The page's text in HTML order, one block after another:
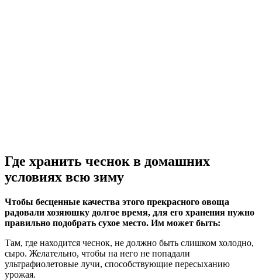
Где хранить чеснок в домашних
условиях всю зиму
Чтобы бесценные качества этого прекрасного овоща
радовали хозяюшку долгое время, для его хранения нужно
правильно подобрать сухое место. Им может быть:
Там, где находится чеснок, не должно быть слишком холодно,
сыро. Желательно, чтобы на него не попадали
ультрафиолетовые лучи, способствующие пересыханию
урожая.